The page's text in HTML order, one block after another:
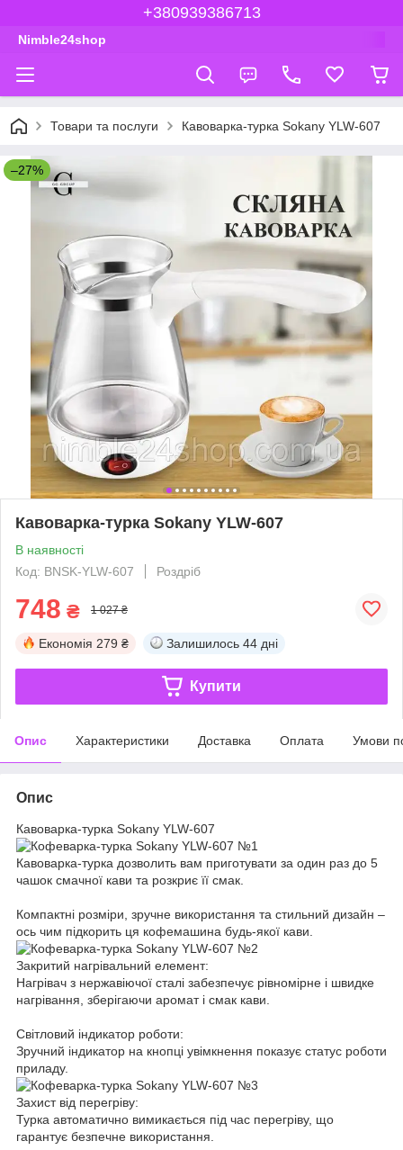
+380939386713
Nimble24shop
Товари та послуги Кавоварка-турка Sokany YLW-607
–27%
Кавоварка-турка Sokany YLW-607
В наявності
Код: BNSK-YLW-607
Роздріб
748 ₴ 1 027 ₴
Економія 279 ₴ Залишилось 44 дні
Купити
Опис Характеристики Доставка Оплата Умови
Опис
Кавоварка-турка Sokany YLW-607
Кавоварка-турка дозволить вам приготувати за один раз до 5
чашок смачної кави та розкриє її смак.
Компактні розміри, зручне використання та стильний дизайн –
ось чим підкорить ця кофемашина будь-якої кави.
Закритий нагрівальний елемент:
Нагрівач з нержавіючої сталі забезпечує рівномірне і швидке
нагрівання, зберігаючи аромат і смак кави.
Світловий індикатор роботи:
Зручний індикатор на кнопці увімкнення показує статус роботи
приладу.
Захист від перегріву:
Турка автоматично вимикається під час перегріву, що
гарантує безпечне використання.